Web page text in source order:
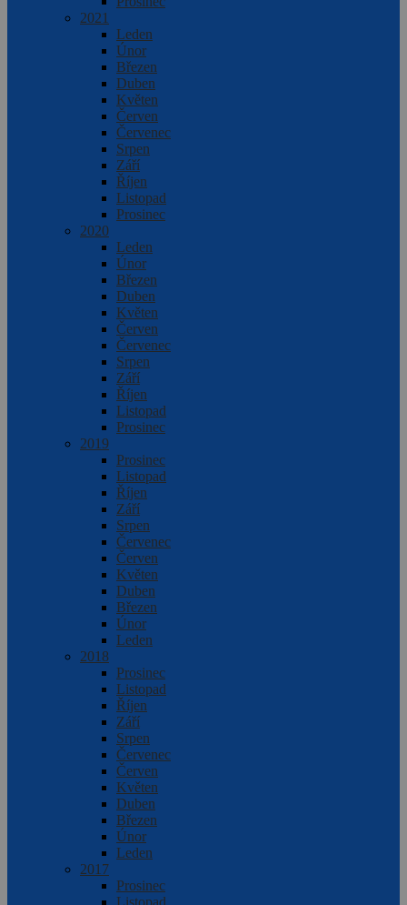
2021
Leden
Únor
Březen
Duben
Květen
Červen
Červenec
Srpen
Září
Říjen
Listopad
Prosinec
2020
Leden
Únor
Březen
Duben
Květen
Červen
Červenec
Srpen
Září
Říjen
Listopad
Prosinec
2019
Prosinec
Listopad
Říjen
Září
Srpen
Červenec
Červen
Květen
Duben
Březen
Únor
Leden
2018
Prosinec
Listopad
Říjen
Září
Srpen
Červenec
Červen
Květen
Duben
Březen
Únor
Leden
2017
Prosinec
Listopad